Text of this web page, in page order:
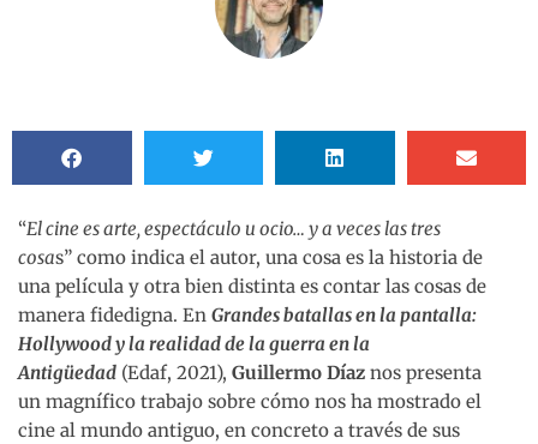
“El cine es arte, espectáculo u ocio… y a veces las tres
cosas” como indica el autor, una cosa es la historia de
una película y otra bien distinta es contar las cosas de
manera fidedigna. En Grandes batallas en la pantalla:
Hollywood y la realidad de la guerra en la
Antigüedad (Edaf, 2021), Guillermo Díaz nos presenta
un magnífico trabajo sobre cómo nos ha mostrado el
cine al mundo antiguo, en concreto a través de sus